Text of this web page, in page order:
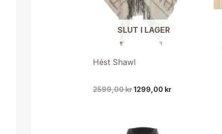
SLUT I LAGER
Hést Shawl
2599,00kr1299,00 kr